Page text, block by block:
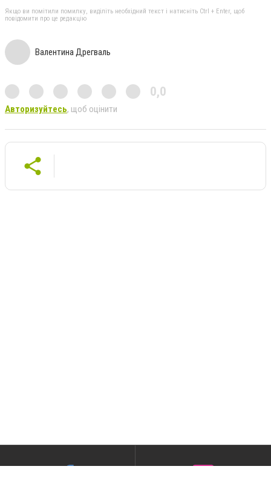
Якщо ви помітили помилку, виділіть необхідний текст і натисніть Ctrl + Enter, щоб
повідомити про це редакцію
Валентина Дрегваль
0,0
Авторизуйтесь, щоб оцінити